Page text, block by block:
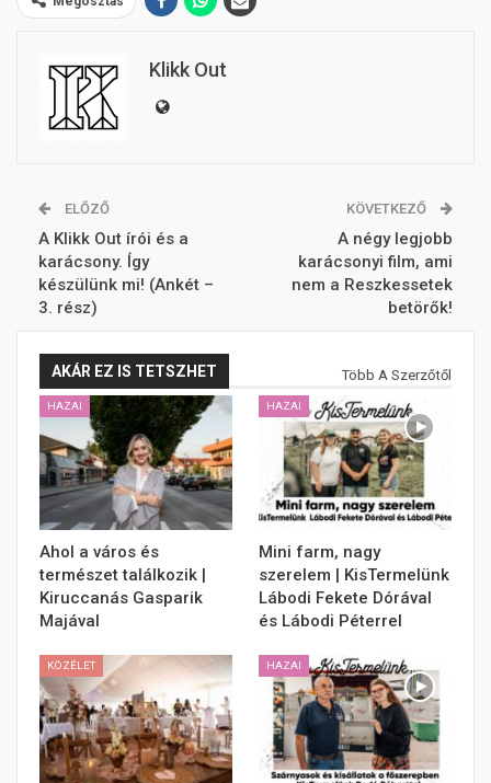
Klikk Out
ELŐZŐ
A Klikk Out írói és a
karácsony. Így
készülünk mi! (Ankét –
3. rész)
KÖVETKEZŐ
A négy legjobb
karácsonyi film, ami
nem a Reszkessetek
betörők!
AKÁR EZ IS TETSZHET Több A Szerzőtől
HAZAI
Ahol a város és
természet találkozik |
Kiruccanás Gasparik
Majával
HAZAI
Mini farm, nagy
szerelem | KisTermelünk
Lábodi Fekete Dórával
és Lábodi Péterrel
KÖZÉLET HAZAI